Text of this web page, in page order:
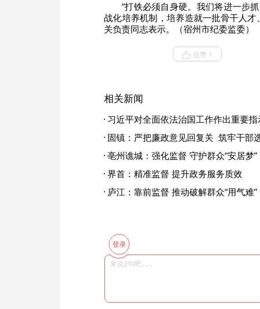
“打铁必须自身硬。我们将进一步
战化培养机制，培养造就一批骨干人
关负责同志表示。（宿州市纪委监委）
点赞 1
相关新闻
习近平对全面依法治国工作作出重要指
固镇：严把廉政意见回复关 筑牢干部
亳州谯城：强化监督 守护群众“安居梦”
界首：精准监督 提升政务服务质效
庐江：靠前监督 推动破解群众“用气难”
登录